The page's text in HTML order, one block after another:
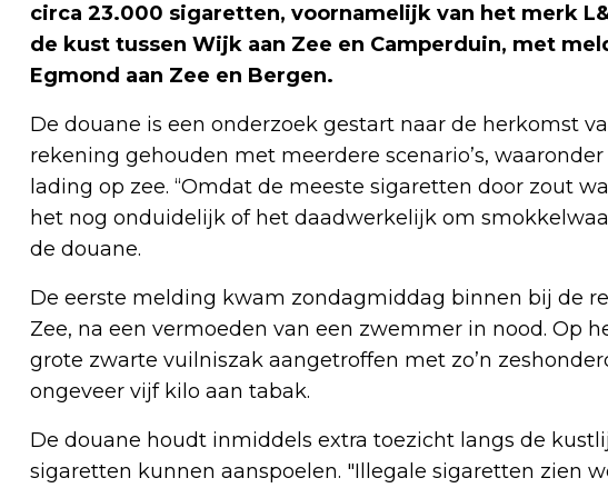
circa 23.000 sigaretten, voornamelijk van het merk
de kust tussen Wijk aan Zee en Camperduin, met
Egmond aan Zee en Bergen.
De douane is een onderzoek gestart naar de herkomst
rekening gehouden met meerdere scenario’s,
lading op zee. “Omdat de meeste sigaretten door zout
het nog onduidelijk of het daadwerkelijk om
de douane.
De eerste melding kwam zondagmiddag binnen bij de
Zee, na een vermoeden van een zwemmer in nood. Op
grote zwarte vuilniszak aangetroffen met zo’n
ongeveer vijf kilo aan tabak.
De douane houdt inmiddels extra toezicht langs de
sigaretten kunnen aanspoelen. "Illegale sigaretten zien